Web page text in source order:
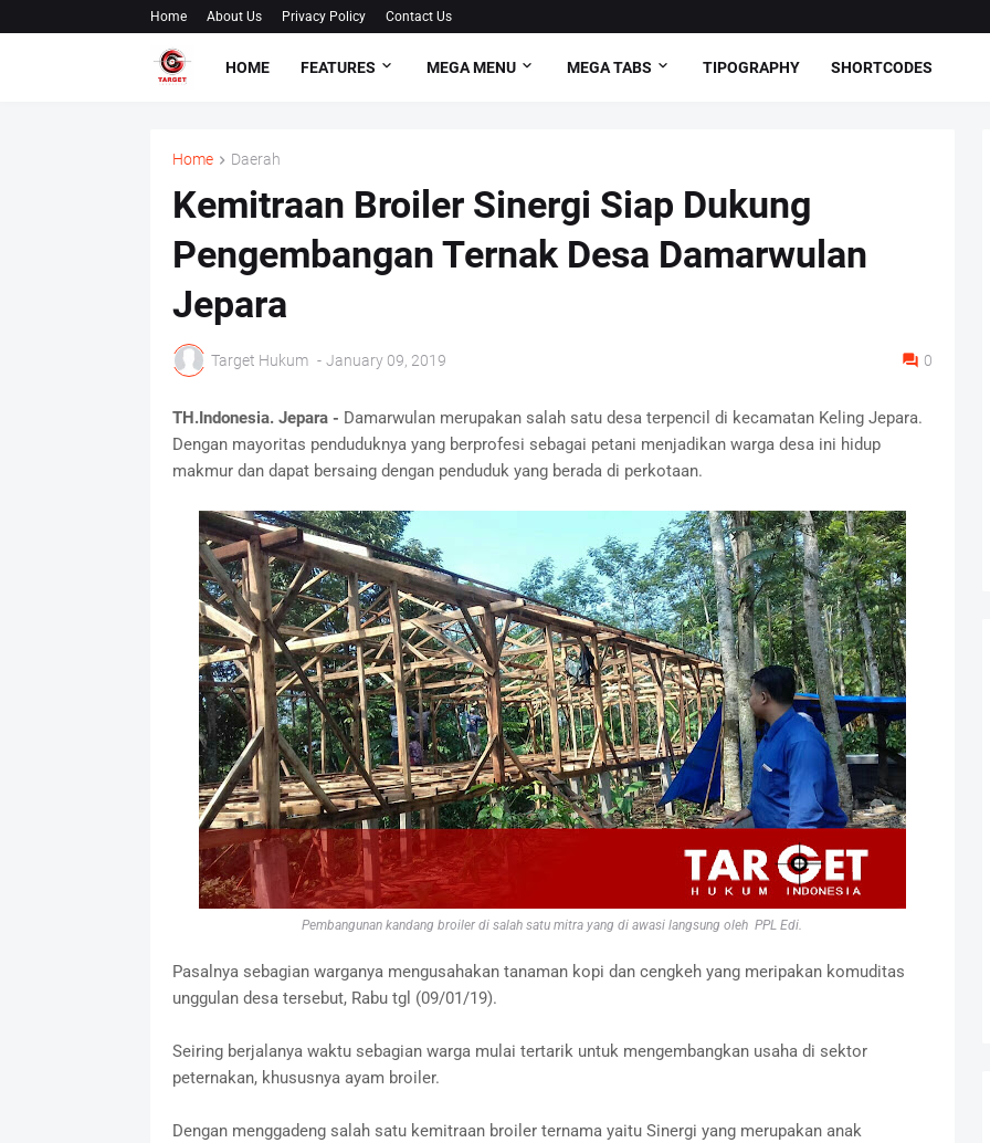
Home About Us Privacy Policy Contact Us
HOME FEATURES MEGA MENU MEGA TABS TIPOGRAPHY SHORTCODES
Home Daerah
Kemitraan Broiler Sinergi Siap Dukung
Pengembangan Ternak Desa Damarwulan
Jepara
Target Hukum - January 09, 2019 0
TH.Indonesia. Jepara - Damarwulan merupakan salah satu desa terpencil di kecamatan Keling Jepara.
Dengan mayoritas penduduknya yang berprofesi sebagai petani menjadikan warga desa ini hidup
makmur dan dapat bersaing dengan penduduk yang berada di perkotaan.
Pembangunan kandang broiler di salah satu mitra yang di awasi langsung oleh PPL Edi.
Pasalnya sebagian warganya mengusahakan tanaman kopi dan cengkeh yang meripakan komuditas
unggulan desa tersebut, Rabu tgl (09/01/19).
Seiring berjalanya waktu sebagian warga mulai tertarik untuk mengembangkan usaha di sektor
peternakan, khususnya ayam broiler.
Dengan menggadeng salah satu kemitraan broiler ternama yaitu Sinergi yang merupakan anak